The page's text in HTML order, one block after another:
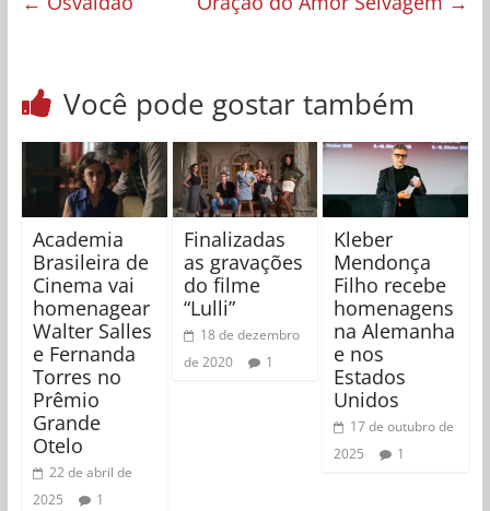
Você pode gostar também
Academia
Brasileira de
Cinema vai
homenagear
Walter Salles
e Fernanda
Torres no
Prêmio
Grande
Otelo
22 de abril de
2025
1
Finalizadas
as gravações
do filme
“Lulli”
18 de dezembro
de 2020
1
Kleber
Mendonça
Filho recebe
homenagens
na Alemanha
e nos
Estados
Unidos
17 de outubro de
2025
1